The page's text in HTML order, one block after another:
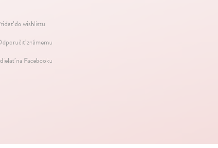
do wishlistu
známemu
na Facebooku